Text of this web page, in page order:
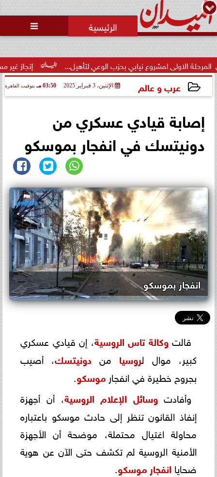

إنجاز غير مسبوق.. لمشروع نيابي بحزب الوعي لتأهيل...
عرب و عالم الإثنين، 3 فبراير 2025 03:50 مـ بتوقيت القاهرة
إصابة قيادي عسكري من
دونيتسك في انفجار بموسكو
انفجار بموسكو
قالتوكالة تاس الروسية، إن قيادي عسكري
كبير، موال لروسيا من دونيتسك، أصيب
بجروح خطيرة في انفجارموسكو
وأفادتوسائل الإعلام الروسية، أن أجهزة
إنفاذ القانون تنظر إلى حادث موسكو باعتباره
محاولة اغتيال محتملة، موضحة أن الأجهزة
الأمنية الروسية لم تكشف حتى الآن عن هوية
ضحايا انفجار موسكو